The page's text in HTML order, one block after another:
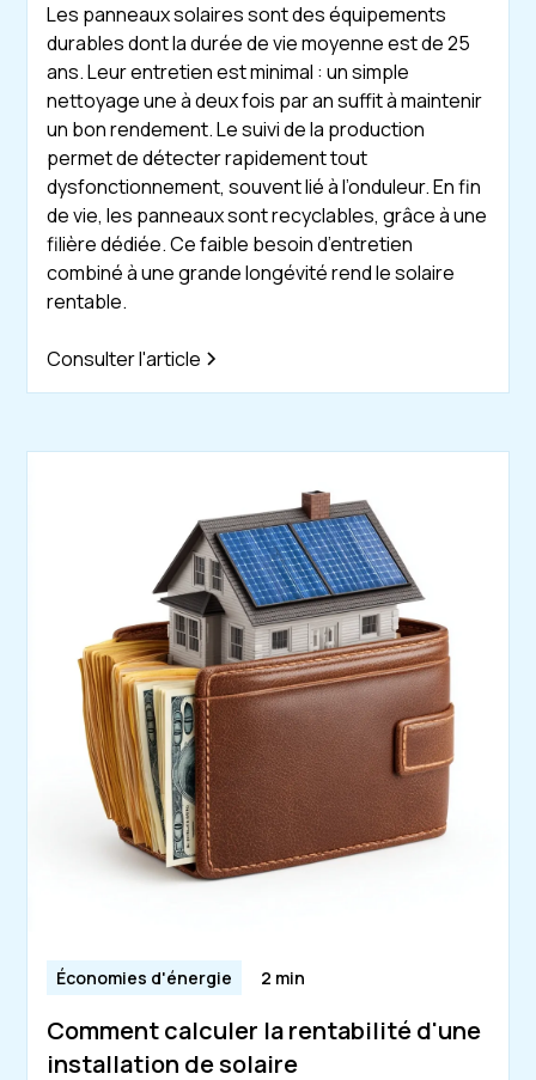
Les panneaux solaires sont des équipements
durables dont la durée de vie moyenne est de 25
ans. Leur entretien est minimal : un simple
nettoyage une à deux fois par an suffit à maintenir
un bon rendement. Le suivi de la production
permet de détecter rapidement tout
dysfonctionnement, souvent lié à l’onduleur. En fin
de vie, les panneaux sont recyclables, grâce à une
filière dédiée. Ce faible besoin d’entretien
combiné à une grande longévité rend le solaire
rentable.
Consulter l'article
Économies d'énergie 2 min
Comment calculer la rentabilité d'une
installation de solaire